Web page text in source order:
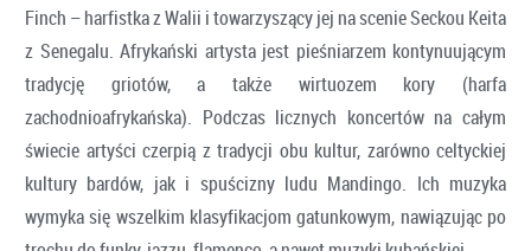
Finch – harfistka z Walii i towarzyszący jej na scenie Seckou Keita
z Senegalu. Afrykański artysta jest pieśniarzem kontynuującym
tradycję griotów, a także wirtuozem kory (harfa
zachodnioafrykańska). Podczas licznych koncertów na całym
świecie artyści czerpią z tradycji obu kultur, zarówno celtyckiej
kultury bardów, jak i spuścizny ludu Mandingo. Ich muzyka
wymyka się wszelkim klasyfikacjom gatunkowym, nawiązując po